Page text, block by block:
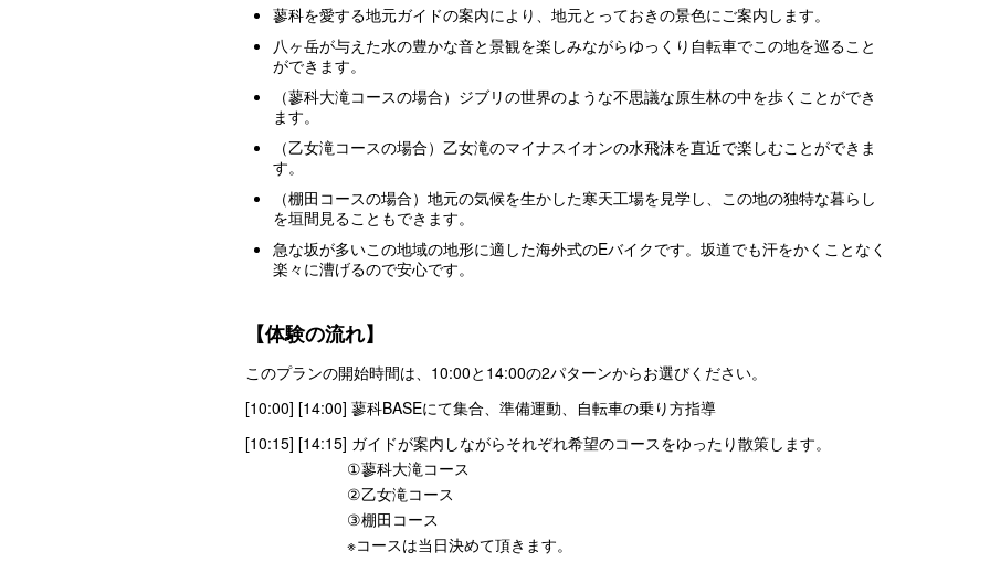
蓼科を愛する地元ガイドの案内により、地元とっておきの景色にご案内します。
八ヶ岳が与えた水の豊かな音と景観を楽しみながらゆっくり自転車でこの地を巡ること
ができます。
（蓼科大滝コースの場合）ジブリの世界のような不思議な原生林の中を歩くことができ
ます。
（乙女滝コースの場合）乙女滝のマイナスイオンの水飛沫を直近で楽しむことができま
す。
（棚田コースの場合）地元の気候を生かした寒天工場を見学し、この地の独特な暮らし
を垣間見ることもできます。
急な坂が多いこの地域の地形に適した海外式のEバイクです。坂道でも汗をかくことなく
楽々に漕げるので安心です。
【体験の流れ】
このプランの開始時間は、10:00と14:00の2パターンからお選びください。
[10:00] [14:00] 蓼科BASEにて集合、準備運動、自転車の乗り方指導
[10:15] [14:15] ガイドが案内しながらそれぞれ希望のコースをゆったり散策します。
①蓼科大滝コース
②乙女滝コース
③棚田コース
※コースは当日決めて頂きます。